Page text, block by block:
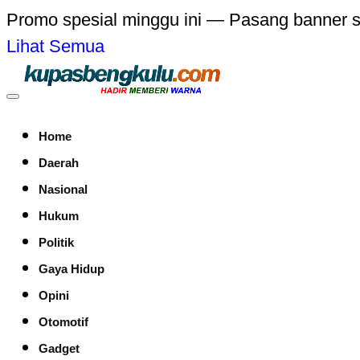
Promo spesial minggu ini — Pasang banner
Lihat Semua
Home
Daerah
Nasional
Hukum
Politik
Gaya Hidup
Opini
Otomotif
Gadget